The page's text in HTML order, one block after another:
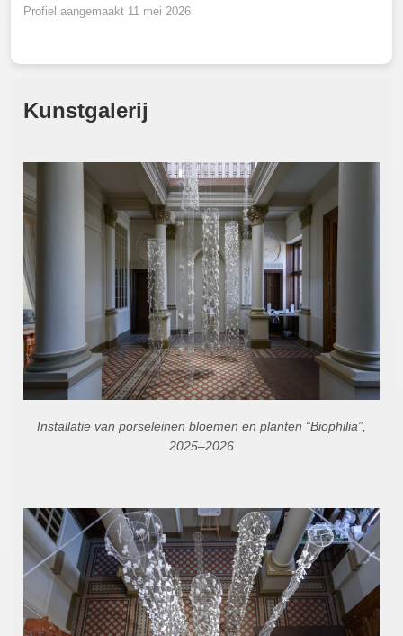
Profiel aangemaakt 11 mei 2026
Kunstgalerij
Installatie van porseleinen bloemen en planten “Biophilia”,
2025–2026